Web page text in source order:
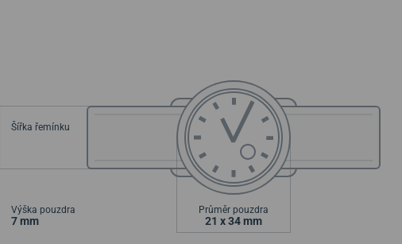
Šířka řemínku
Výška pouzdra
7 mm
Průměr pouzdra
21 x 34 mm